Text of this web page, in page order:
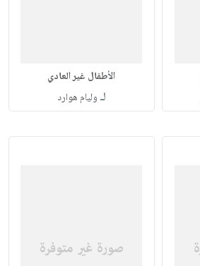
الأطفال غير العادي
لـ وليام هوارد